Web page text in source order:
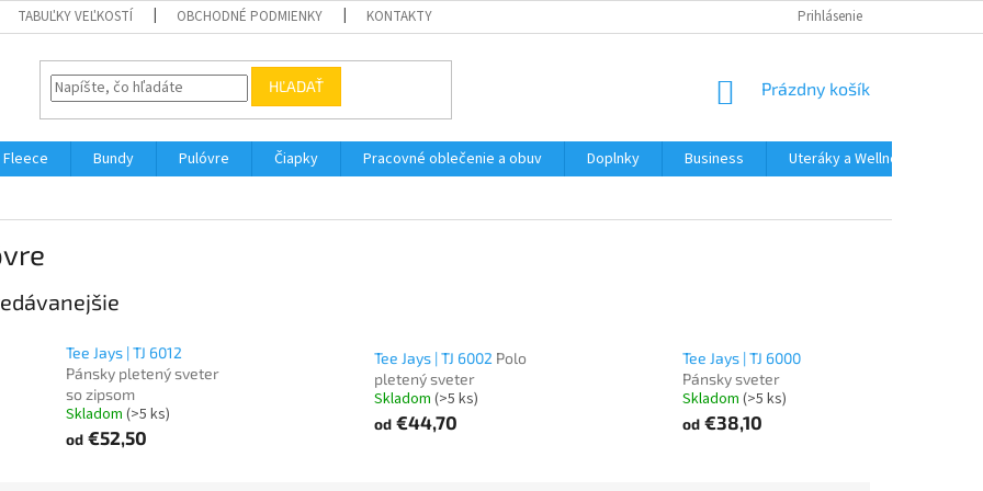
TABUĽKY VEĽKOSTÍ OBCHODNÉ PODMIENKY KONTAKTY Prihlásenie
HĽADAŤ
NÁKUPNÝ
Prázdny košík
Fleece Bundy Pulóvre Čiapky Pracovné oblečenie a obuv Doplnky Business Uteráky a Wellness
Tee Jays | TJ 6012
Pánsky pletený sveter
so zipsom
Skladom (>5 ks)
od €52,50
Tee Jays | TJ 6002 Polo
pletený sveter
Skladom (>5 ks)
od€44,70
Tee Jays | TJ 6000
Pánsky sveter
Skladom (>5 ks)
od€38,10